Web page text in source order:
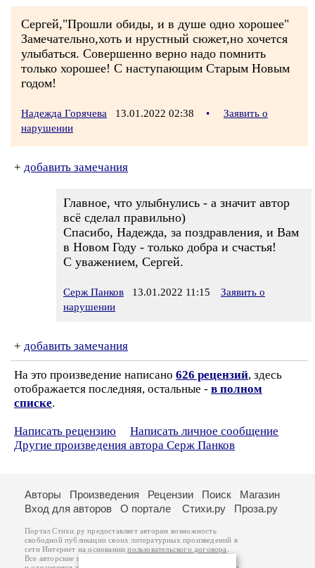
Сергей,"Прошли обиды, и в душе одно хорошее"
Замечательно,хоть и нрустный сюжет,но хочется
улыбаться. Совершенно верно надо помнить
только хорошее! С наступающим Старым Новым
годом!
Надежда Горячева 13.01.2022 02:38 •
Заявить о
нарушении
+ добавить замечания
Главное, что улыбнулись - а значит автор
всё сделал правильно)
Спасибо, Надежда, за поздравления, и Вам
в Новом Году - только добра и счастья!
С уважением, Сергей.
Серж Панков 13.01.2022 11:15
Заявить о
нарушении
+ добавить замечания
На это произведение написано 626 рецензий, здесь
отображается последняя, остальные - в полном
списке.
Написать рецензию
Написать личное сообщение
Другие произведения автора Серж Панков
Авторы Произведения Рецензии Поиск
Магазин
Вход для авторов
О портале Стихи.ру Проза.ру
Портал Стихи.ру предоставляет авторам возможность
свободной публикации своих литературных произведений в
сети Интернет на основаниипользовательского договора
Все авторские права на произведения принадлежат авторам